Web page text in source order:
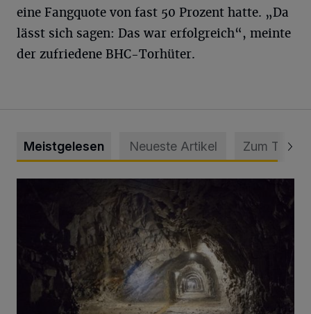
eine Fangquote von fast 50 Prozent hatte. „Da
lässt sich sagen: Das war erfolgreich“, meinte
der zufriedene BHC-Torhüter.
Meistgelesen Neueste Artikel Zum Thema